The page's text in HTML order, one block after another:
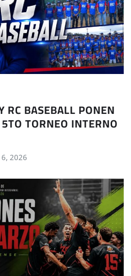
RC BASEBALL PONEN
TORNEO INTERNO
2026